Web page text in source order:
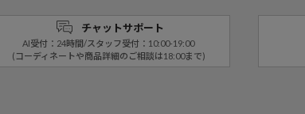
チャットサポート
AI受付：24時間/スタッフ受付：10:00-19:00
(コーディネートや商品詳細のご相談は18:00まで)